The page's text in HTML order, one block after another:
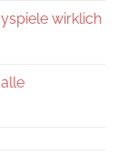
wirklich